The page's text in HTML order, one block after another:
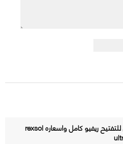
كريم ريكسول للتفتيح ريفيو كامل واسعاره rexsol